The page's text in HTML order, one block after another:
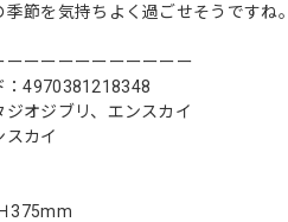
季節を気持ちよく過ごせそうですね。
ーーーーーーーーーーー
：4970381218348
ジオジブリ、エンスカイ
スカイ
375mm